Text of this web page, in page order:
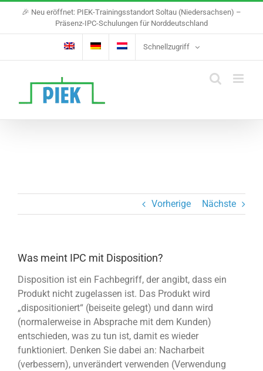
content
🎉 Neu eröffnet: PIEK-Trainingsstandort Soltau (Niedersachsen) –
Präsenz-IPC-Schulungen für Norddeutschland
Schnellzugriff
Vorherige Nächste
Was meint IPC mit Disposition?
Disposition ist ein Fachbegriff, der angibt, dass ein
Produkt nicht zugelassen ist. Das Produkt wird
„dispositioniert“ (beiseite gelegt) und dann wird
(normalerweise in Absprache mit dem Kunden)
entschieden, was zu tun ist, damit es wieder
funktioniert. Denken Sie dabei an: Nacharbeit
(verbessern), unverändert verwenden (Verwendung